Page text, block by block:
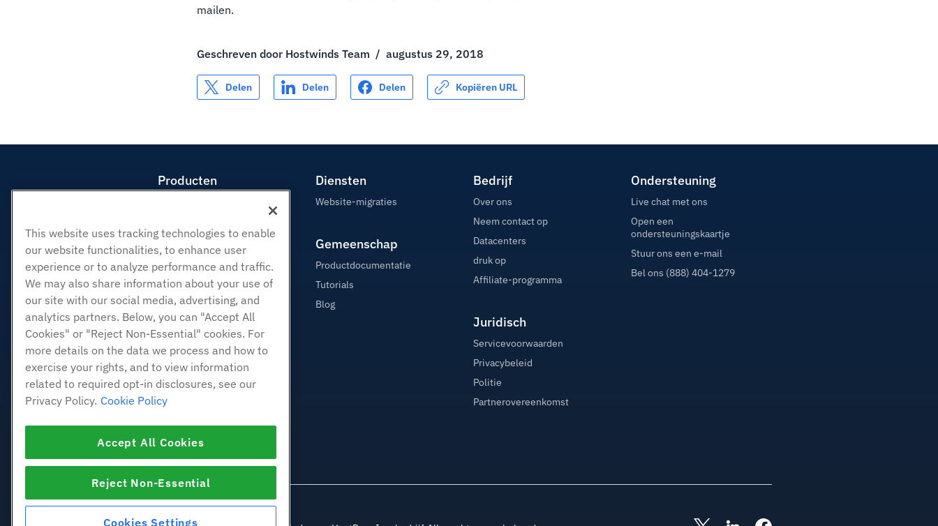
mailen.
Geschreven door Hostwinds Team /augustus 29, 2018
Delen Delen Delen Kopiëren URL
Producten
Hosting door wederverkopers
White Label-wederverkoper
Beheerde Linux VPS
Onbemanig Linux VPS
Beheerde ramen VPS
Onbeheerde Windows VPS
Cloud Servers
Load Balancers
Blokkeer opslag
SSL Certificaten
Diensten
Website-migraties
Gemeenschap
Productdocumentatie
Tutorials
Blog
Bedrijf
Over ons
Neem contact op
Datacenters
druk op
Affiliate-programma
Juridisch
Servicevoorwaarden
Privacybeleid
Politie
Partnerovereenkomst
Ondersteuning
Live chat met ons
Open een
ondersteuningskaartje
Stuur ons een e-mail
Bel ons (888) 404-1279
This website uses tracking technologies to enable
our website functionalities, to enhance user
experience or to analyze performance and traffic.
We may also share information about your use of
our site with our social media, advertising, and
analytics partners. Below, you can "Accept All
Cookies" or "Reject Non-Essential" cookies. For
more details on the data we process and how to
exercise your rights, and to view information
related to required opt-in disclosures, see our
Privacy Policy. Cookie Policy
Accept All Cookies
Reject Non-Essential
Cookies Settings